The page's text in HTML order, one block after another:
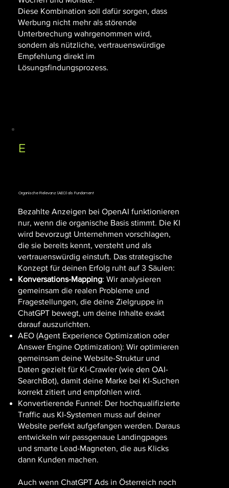
​Diese Kombination soll dafür sorgen, dass
Werbung nicht mehr als störende
Unterbrechung wahrgenommen wird,
sondern als nützliche, vertrauenswürdige
Empfehlung direkt im
Lösungsfindungsprozess.
E
Organische Relevanz (AEO) als Fundament
Bezahlte Anzeigen bei OpenAI funktionieren
nur, wenn die organische Basis stimmt. Die KI
wird bevorzugt Unternehmen vorschlagen,
die sie bereits kennt, versteht und als
vertrauenswürdig einstuft. Das strategische
Konzept für deinen Erfolg ruht auf 3 Säulen:
Konversations-Mapping: Wir analysieren
gemeinsam die realen Probleme und
Fragestellungen, die deine Zielgruppe in
ChatGPT bewegt, um deine Inhalte exakt
darauf auszurichten.
AEO (Agent Experience Optimization oder
Answer Engine Optimization): Wir optimieren
gemeinsam deine Website-Struktur und
Daten gezielt für KI-Crawler (wie den OAI-
SearchBot), damit deine Marke bei KI-Suchen
korrekt zitiert und empfohlen wird.
Konvertierende Funnel: Der hochqualifizierte
Traffic aus KI-Systemen muss auf deiner
Website perfekt aufgefangen werden. Daraus
entwickeln wir passgenaue Landingpages
und smarte Lead-Magneten, die aus Klicks
dann Kunden machen.
Auch wenn ChatGPT Ads in Österreich noch